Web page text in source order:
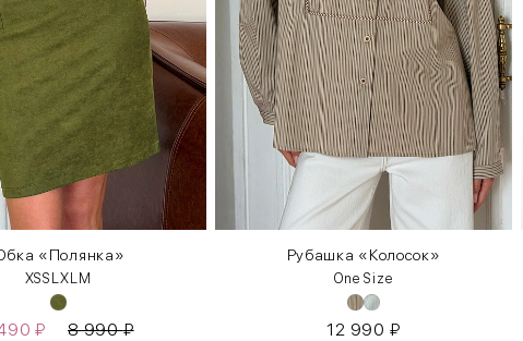
«Полянка»
XSS LXL М
₽ 8 990₽
Рубашка «Колосок»
One Size
12 990 ₽